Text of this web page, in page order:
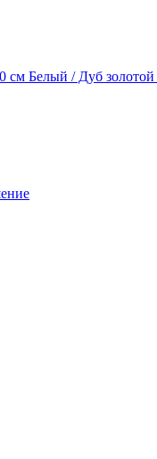
см Белый / Дуб